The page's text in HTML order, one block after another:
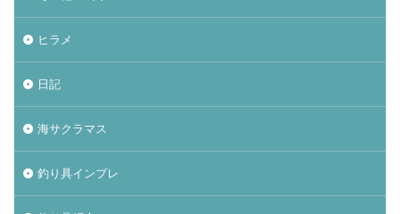
ヒラメ
日記
海サクラマス
釣り具インプレ